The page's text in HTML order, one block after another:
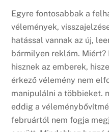
Egyre fontosabbak a
vélemények,
hatással vannak az új,
bármilyen reklám.
hisznek az emberek,
érkező vélemény nem
manipulálni a többieket.
eddig a
februártól nem fogja